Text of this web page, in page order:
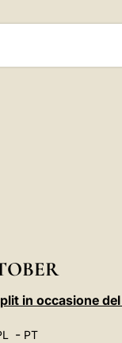
in occasione
- PT